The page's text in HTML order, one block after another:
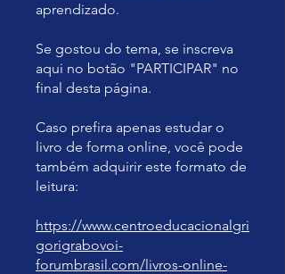
aprendizado.
Se gostou do tema, se inscreva
aqui no botão "PARTICIPAR" no
final desta página.
Caso prefira apenas estudar o
livro de forma online, você pode
também adquirir este formato de
leitura:
https://www.centroeducacionalgri
gorigrabovoi-
forumbrasil.com/livros-online-